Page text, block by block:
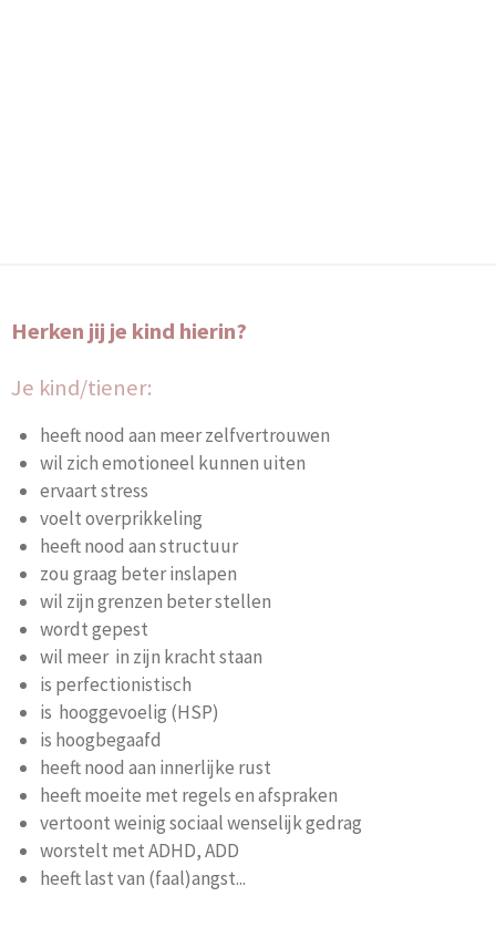
Herken jij je kind hierin?
Je kind/tiener:
heeft nood aan meer zelfvertrouwen
wil zich emotioneel kunnen uiten
ervaart stress
voelt overprikkeling
heeft nood aan structuur
zou graag beter inslapen
wil zijn grenzen beter stellen
wordt gepest
wil meer in zijn kracht staan
is perfectionistisch
is hooggevoelig (HSP)
is hoogbegaafd
heeft nood aan innerlijke rust
heeft moeite met regels en afspraken
vertoont weinig sociaal wenselijk gedrag
worstelt met ADHD, ADD
heeft last van (faal)angst...